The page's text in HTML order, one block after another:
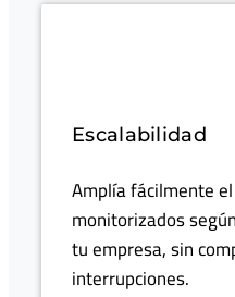
Escalabilidad
Amplía fácilmente
monitorizados
tu empresa, sin
interrupciones.